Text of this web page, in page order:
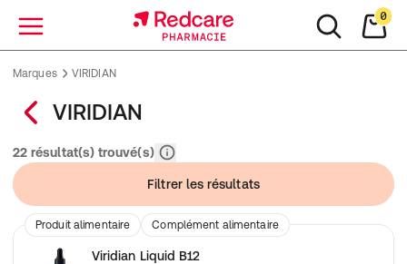
Menu
0
Marques VIRIDIAN
VIRIDIAN
22 résultat(s) trouvé(s)Pertinence
Filtrer les résultats
Produit alimentaire Complément alimentaire
Viridian Liquid B12